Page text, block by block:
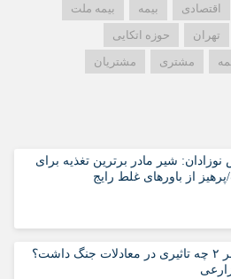
اقتصادی بیمه
بیمه ملت
تهران
حوزه اتکایی
مشتری مشتریان
شیر مادر برترین تغذیه برای
از باورهای غلط رایج
عملیات نصر ۲ چه تاثیری در معادلات جنگ داشت؟